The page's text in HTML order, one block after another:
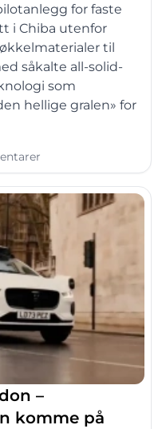
for faste
i Chiba utenfor
til
såkalte all-solid-
som
hellige gralen» for
–
komme på